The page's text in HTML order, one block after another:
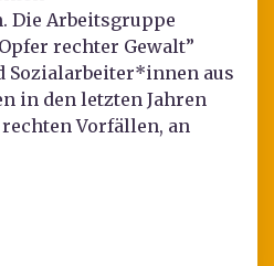
Die Arbeitsgruppe
rechter Gewalt”
Sozialarbeiter*innen aus
in den letzten Jahren
Vorfällen, an